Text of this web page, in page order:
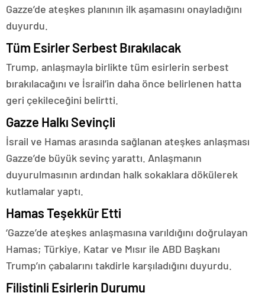
Gazze’de ateşkes planının ilk aşamasını onayladığını
duyurdu.
Tüm Esirler Serbest Bırakılacak
Trump, anlaşmayla birlikte tüm esirlerin serbest
bırakılacağını ve İsrail’in daha önce belirlenen hatta
geri çekileceğini belirtti.
Gazze Halkı Sevinçli
İsrail ve Hamas arasında sağlanan ateşkes anlaşması
Gazze’de büyük sevinç yarattı. Anlaşmanın
duyurulmasının ardından halk sokaklara dökülerek
kutlamalar yaptı.
Hamas Teşekkür Etti
‘Gazze’de ateşkes anlaşmasına varıldığını doğrulayan
Hamas; Türkiye, Katar ve Mısır ile ABD Başkanı
Trump’ın çabalarını takdirle karşıladığını duyurdu.
Filistinli Esirlerin Durumu